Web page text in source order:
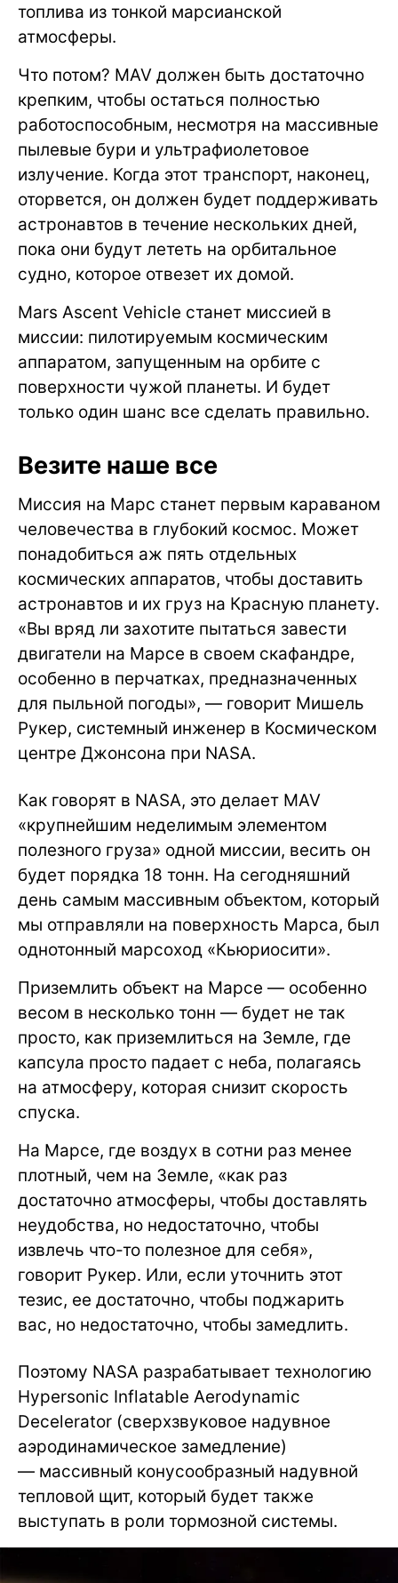
топлива из тонкой марсианской
атмосферы.
Что потом? MAV должен быть достаточно
крепким, чтобы остаться полностью
работоспособным, несмотря на массивные
пылевые бури и ультрафиолетовое
излучение. Когда этот транспорт, наконец,
оторвется, он должен будет поддерживать
астронавтов в течение нескольких дней,
пока они будут лететь на орбитальное
судно, которое отвезет их домой.
Mars Ascent Vehicle станет миссией в
миссии: пилотируемым космическим
аппаратом, запущенным на орбите с
поверхности чужой планеты. И будет
только один шанс все сделать правильно.
Везите наше все
Миссия на Марс станет первым караваном
человечества в глубокий космос. Может
понадобиться аж пять отдельных
космических аппаратов, чтобы доставить
астронавтов и их груз на Красную планету.
«Вы вряд ли захотите пытаться завести
двигатели на Марсе в своем скафандре,
особенно в перчатках, предназначенных
для пыльной погоды», — говорит Мишель
Рукер, системный инженер в Космическом
центре Джонсона при NASA.
Как говорят в NASA, это делает MAV
«крупнейшим неделимым элементом
полезного груза» одной миссии, весить он
будет порядка 18 тонн. На сегодняшний
день самым массивным объектом, который
мы отправляли на поверхность Марса, был
однотонный марсоход «Кьюриосити».
Приземлить объект на Марсе — особенно
весом в несколько тонн — будет не так
просто, как приземлиться на Земле, где
капсула просто падает с неба, полагаясь
на атмосферу, которая снизит скорость
спуска.
На Марсе, где воздух в сотни раз менее
плотный, чем на Земле, «как раз
достаточно атмосферы, чтобы доставлять
неудобства, но недостаточно, чтобы
извлечь что-то полезное для себя»,
говорит Рукер. Или, если уточнить этот
тезис, ее достаточно, чтобы поджарить
вас, но недостаточно, чтобы замедлить.
Поэтому NASA разрабатывает технологию
Hypersonic Inflatable Aerodynamic
Decelerator (сверхзвуковое надувное
аэродинамическое замедление)
— массивный конусообразный надувной
тепловой щит, который будет также
выступать в роли тормозной системы.